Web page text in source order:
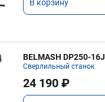
В корзину
BELMASH DP250-16J
Сверлильный станок
24 190 ₽